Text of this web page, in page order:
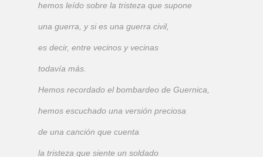
hemos leído sobre la tristeza que supone
una guerra, y si es una guerra civil,
es decir, entre vecinos y vecinas
todavía más.
Hemos recordado el bombardeo de Guernica,
hemos escuchado una versión preciosa
de una canción que cuenta
la tristeza que siente un soldado